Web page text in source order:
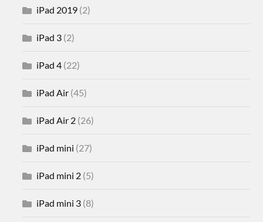
iPad 2019 (2)
iPad 3 (2)
iPad 4 (22)
iPad Air (45)
iPad Air 2 (26)
iPad mini (27)
iPad mini 2 (5)
iPad mini 3 (8)